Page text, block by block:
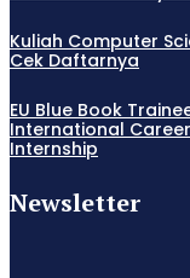
Kuliah Computer
Cek Daftarnya
EU Blue Book
International
Internship
Newsletter